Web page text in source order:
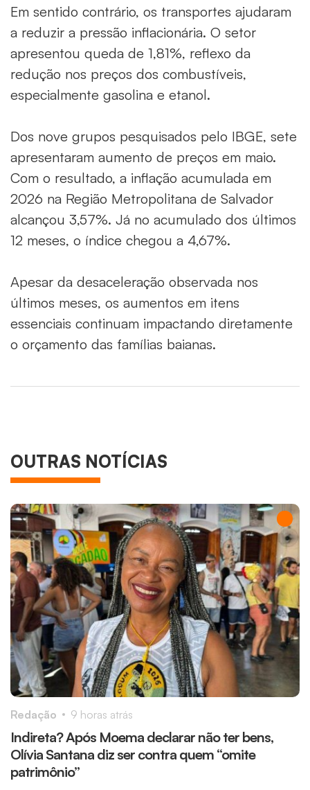
Em sentido contrário, os transportes ajudaram
a reduzir a pressão inflacionária. O setor
apresentou queda de 1,81%, reflexo da
redução nos preços dos combustíveis,
especialmente gasolina e etanol.
Dos nove grupos pesquisados pelo IBGE, sete
apresentaram aumento de preços em maio.
Com o resultado, a inflação acumulada em
2026 na Região Metropolitana de Salvador
alcançou 3,57%. Já no acumulado dos últimos
12 meses, o índice chegou a 4,67%.
Apesar da desaceleração observada nos
últimos meses, os aumentos em itens
essenciais continuam impactando diretamente
o orçamento das famílias baianas.
OUTRAS NOTÍCIAS
Indireta? Após Moema declarar não ter bens,
Olívia Santana diz ser contra quem “omite
patrimônio”
Redação 9 horas atrás